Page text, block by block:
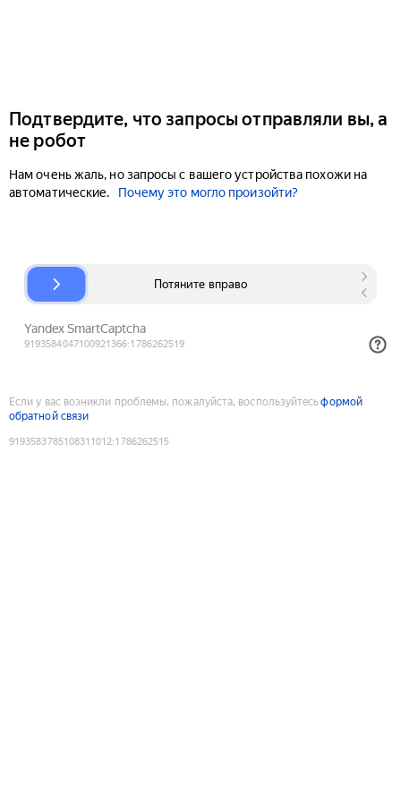
Подтвердите, что запросы отправляли вы, а
не робот
Нам очень жаль, но запросы с вашего устройства похожи на
автоматические.
Почему это могло произойти?
Если у вас возникли проблемы, пожалуйста, воспользуйтесьформой
обратной связи
9193583785108311012:1786262515